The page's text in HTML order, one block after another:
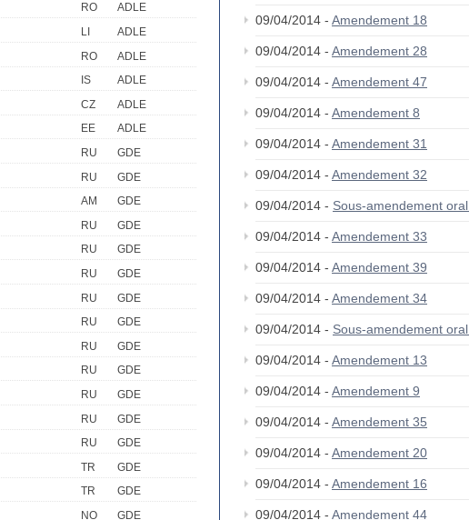
RO
ADLE
LI
ADLE
RO
ADLE
IS
ADLE
CZ
ADLE
EE
ADLE
RU
GDE
RU
GDE
AM
GDE
RU
GDE
RU
GDE
RU
GDE
RU
GDE
RU
GDE
RU
GDE
RU
GDE
RU
GDE
RU
GDE
RU
GDE
TR
GDE
TR
GDE
NO
GDE
09/04/2014 - Amendement 18
09/04/2014 - Amendement 28
09/04/2014 - Amendement 47
09/04/2014 - Amendement 8
09/04/2014 - Amendement 31
09/04/2014 - Amendement 32
09/04/2014 - Sous-amendement oral
09/04/2014 - Amendement 33
09/04/2014 - Amendement 39
09/04/2014 - Amendement 34
09/04/2014 - Sous-amendement oral
09/04/2014 - Amendement 13
09/04/2014 - Amendement 9
09/04/2014 - Amendement 35
09/04/2014 - Amendement 20
09/04/2014 - Amendement 16
09/04/2014 - Amendement 44